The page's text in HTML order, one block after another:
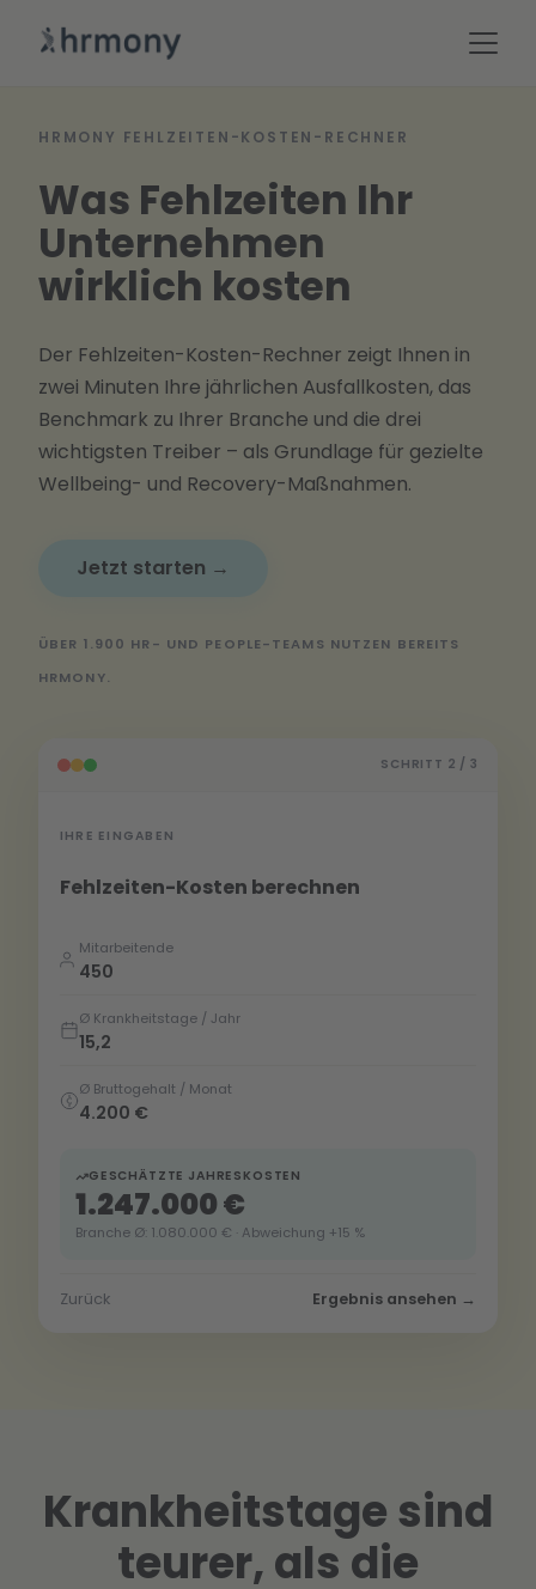
HRMONY FEHLZEITEN-KOSTEN-RECHNER
Was Fehlzeiten Ihr
Unternehmen
wirklich kosten
Der Fehlzeiten-Kosten-Rechner zeigt Ihnen in
zwei Minuten Ihre jährlichen Ausfallkosten, das
Benchmark zu Ihrer Branche und die drei
wichtigsten Treiber – als Grundlage für gezielte
Wellbeing- und Recovery-Maßnahmen.
Jetzt starten →
ÜBER 1.900 HR- UND PEOPLE-TEAMS NUTZEN BEREITS
HRMONY.
SCHRITT 2 / 3
IHRE EINGABEN
Fehlzeiten-Kosten berechnen
Mitarbeitende
450
Ø Krankheitstage / Jahr
15,2
Ø Bruttogehalt / Monat
4.200 €
GESCHÄTZTE JAHRESKOSTEN
1.247.000 €
Branche Ø: 1.080.000 € · Abweichung +15 %
Zurück Ergebnis ansehen →
Krankheitstage sind
teurer, als die